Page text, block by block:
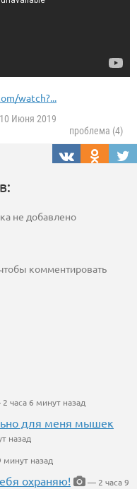
watch?...
10 Июня 2019
проблема (4)
не добавлено
комментировать
часа 6 минут назад
для меня мышек
назад
минут назад
охраняю!
— 2 часа 9